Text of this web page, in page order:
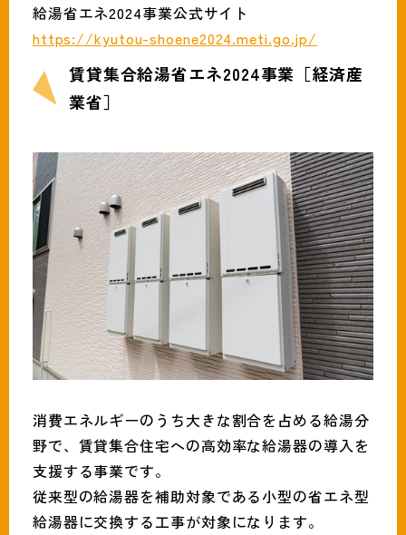
給湯省エネ2024事業公式サイト
https://kyutou-shoene2024.meti.go.jp/
賃貸集合給湯省エネ2024事業［経済産
業省］
消費エネルギーのうち大きな割合を占める給湯分
野で、賃貸集合住宅への高効率な給湯器の導入を
支援する事業です。
従来型の給湯器を補助対象である小型の省エネ型
給湯器に交換する工事が対象になります。